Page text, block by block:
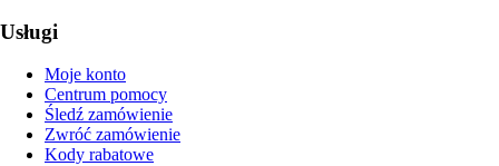
Usługi
Moje konto
Centrum pomocy
Śledź zamówienie
Zwróć zamówienie
Kody rabatowe